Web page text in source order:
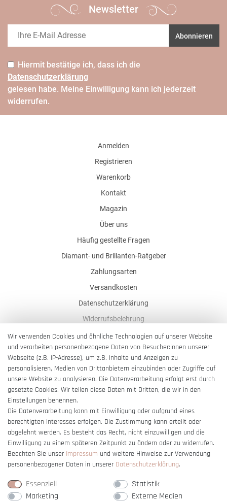
Newsletter
Abonnieren
Hiermit bestätige ich, dass ich die
Daten­schutz­erklärung
gelesen habe. Meine Einwilligung kann ich jederzeit
widerrufen.
Anmelden
Registrieren
Warenkorb
Kontakt
Magazin
Über uns
Häufig gestellte Fragen
Diamant- und Brillanten-Ratgeber
Zahlungsarten
Versandkosten
Datenschutzerklärung
Widerrufsbelehrung
AGB
Impressum
Barrierefreiheitserklärung
Vertrag widerrufen
Wir verwenden Cookies und ähnliche Technologien auf unserer Website
und verarbeiten personenbezogene Daten von Besucher:innen unserer
Webseite (z.B. IP-Adresse), um z.B. Inhalte und Anzeigen zu
personalisieren, Medien von Drittanbietern einzubinden oder Zugriffe auf
unsere Website zu analysieren. Die Datenverarbeitung erfolgt erst durch
gesetzte Cookies. Wir teilen diese Daten mit Dritten, die wir in den
Einstellungen benennen.
Die Datenverarbeitung kann mit Einwilligung oder aufgrund eines
berechtigten Interesses erfolgen. Die Zustimmung kann erteilt oder
abgelehnt werden. Es besteht das Recht, nicht einzuwilligen und die
Einwilligung zu einem späteren Zeitpunkt zu ändern oder zu widerrufen.
Beachten Sie unser Impressum und weitere Hinweise zur Verwendung
personenbezogener Daten in unserer Daten­schutz­erklärung.
Essenziell
Statistik
Marketing
Externe Medien